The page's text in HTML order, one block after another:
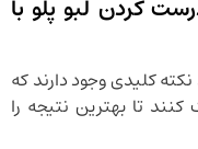
کردن لبو پلو با
کلیدی وجود دارند که
تا بهترین نتیجه را